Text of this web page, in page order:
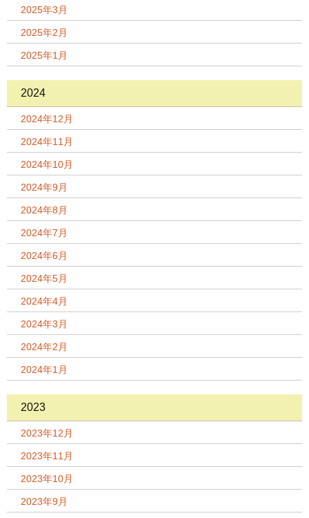
2025年3月
2025年2月
2025年1月
2024
2024年12月
2024年11月
2024年10月
2024年9月
2024年8月
2024年7月
2024年6月
2024年5月
2024年4月
2024年3月
2024年2月
2024年1月
2023
2023年12月
2023年11月
2023年10月
2023年9月